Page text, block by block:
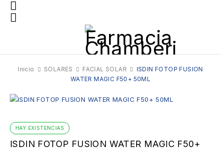
Inicio SOLARES FACIAL SOLAR
ISDIN FOTOP FUSION
WATER MAGIC F50+ 50ML
HAY EXISTENCIAS
ISDIN FOTOP FUSION WATER MAGIC F50+